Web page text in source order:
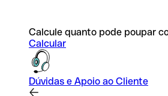
Calcule quanto pode poupar
Calcular
Dúvidas e Apoio ao Cliente